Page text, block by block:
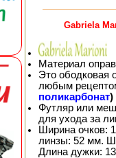
Gabriela
Материал
Это ободковая
любым
поликарбонат)
Футляр или
для ухода за
Ширина очков:
линзы: 52 мм.
Длина дужки: